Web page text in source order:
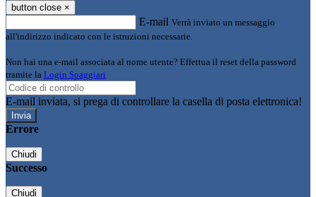
button close ×
E-mail Verrà inviato un messaggio
all'indirizzo indicato con le istruzioni necessarie.
Non hai una e-mail associata al nome utente? Effettua il reset della password
tramite la Login Spaggiari
E-mail inviata, si prega di controllare la casella di posta elettronica!
Errore
Chiudi
Successo
Chiudi